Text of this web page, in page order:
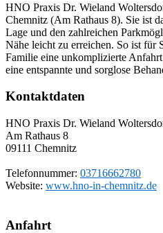
HNO Praxis Dr. Wieland
Chemnitz (Am Rathaus 8). Sie ist
Lage und den zahlreichen
Nähe leicht zu erreichen. So ist für
Familie eine unkomplizierte
eine entspannte und sorglose
Kontaktdaten
HNO Praxis Dr. Wieland
Am Rathaus 8
09111 Chemnitz
Telefonnummer: 03716662780
Website: www.hno-in-chemnitz.de
Anfahrt